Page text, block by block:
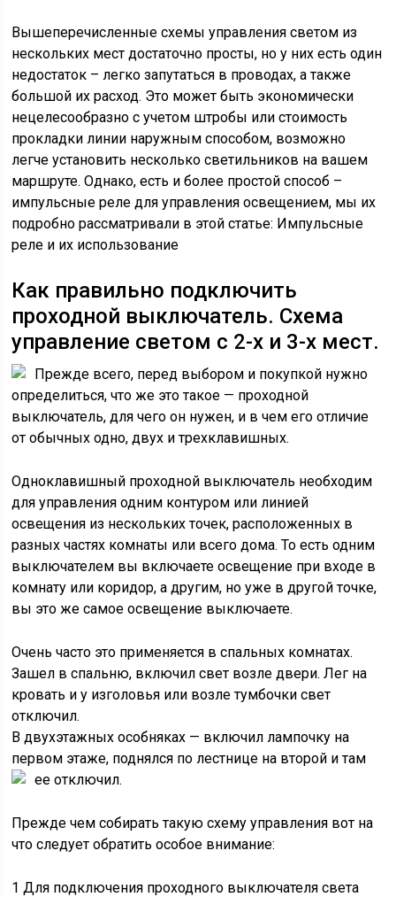
Вышеперечисленные схемы управления светом из
нескольких мест достаточно просты, но у них есть один
недостаток – легко запутаться в проводах, а также
большой их расход. Это может быть экономически
нецелесообразно с учетом штробы или стоимость
прокладки линии наружным способом, возможно
легче установить несколько светильников на вашем
маршруте. Однако, есть и более простой способ –
импульсные реле для управления освещением, мы их
подробно рассматривали в этой статье: Импульсные
реле и их использование
Как правильно подключить
проходной выключатель. Схема
управление светом с 2-х и 3-х мест.
Прежде всего, перед выбором и покупкой нужно
определиться, что же это такое — проходной
выключатель, для чего он нужен, и в чем его отличие
от обычных одно, двух и трехклавишных.
Одноклавишный проходной выключатель необходим
для управления одним контуром или линией
освещения из нескольких точек, расположенных в
разных частях комнаты или всего дома. То есть одним
выключателем вы включаете освещение при входе в
комнату или коридор, а другим, но уже в другой точке,
вы это же самое освещение выключаете.
Очень часто это применяется в спальных комнатах.
Зашел в спальню, включил свет возле двери. Лег на
кровать и у изголовья или возле тумбочки свет
отключил.
В двухэтажных особняках — включил лампочку на
первом этаже, поднялся по лестнице на второй и там
ее отключил.
Прежде чем собирать такую схему управления вот на
что следует обратить особое внимание:
1 Для подключения проходного выключателя света